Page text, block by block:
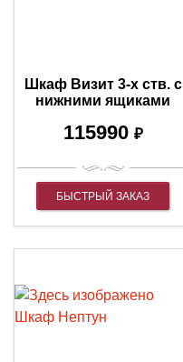
Шкаф Визит 3-х ств. с
нижними ящиками
115990 ₽
БЫСТРЫЙ ЗАКАЗ